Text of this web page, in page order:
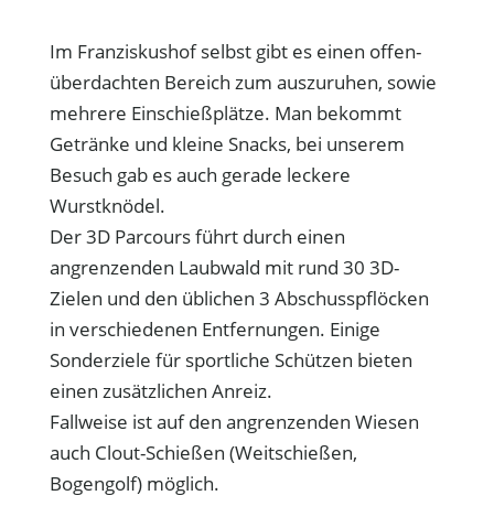
Im Franziskushof selbst gibt es einen offen-
überdachten Bereich zum auszuruhen, sowie
mehrere Einschießplätze. Man bekommt
Getränke und kleine Snacks, bei unserem
Besuch gab es auch gerade leckere
Wurstknödel.
Der 3D Parcours führt durch einen
angrenzenden Laubwald mit rund 30 3D-
Zielen und den üblichen 3 Abschusspflöcken
in verschiedenen Entfernungen. Einige
Sonderziele für sportliche Schützen bieten
einen zusätzlichen Anreiz.
Fallweise ist auf den angrenzenden Wiesen
auch Clout-Schießen (Weitschießen,
Bogengolf) möglich.